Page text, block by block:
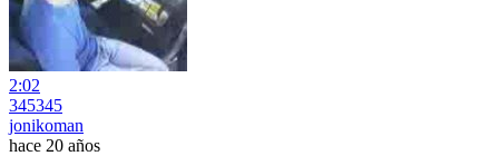
2:02
345345
jonikoman
hace 20 años